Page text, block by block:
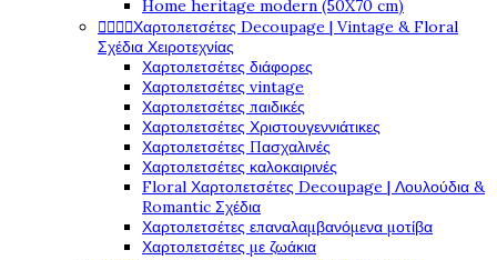
Home heritage modern (50X70 cm)
Χαρτοπετσέτες Decoupage | Vintage & Floral
Σχέδια Χειροτεχνίας
Χαρτοπετσέτες διάφορες
Χαρτοπετσέτες vintage
Χαρτοπετσέτες παιδικές
Χαρτοπετσέτες Χριστουγεννιάτικες
Χαρτοπετσέτες Πασχαλινές
Χαρτοπετσέτες καλοκαιρινές
Floral Χαρτοπετσέτες Decoupage | Λουλούδια &
Romantic Σχέδια
Χαρτοπετσέτες επαναλαμβανόμενα μοτίβα
Χαρτοπετσέτες με ζωάκια